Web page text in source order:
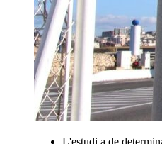
L'estudi a de